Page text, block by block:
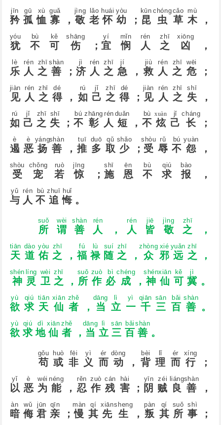
矜
jīn
孤
ɡū
恤
xù
寡
ɡuǎ
， 敬
jìnɡ
老
lǎo
怀
huái
幼
yòu
； 昆
kūn
虫
chónɡ
草
cǎo
木
mù
，
犹
yóu
不
bù
可
kě
伤
shānɡ
； 宜
yí
悯
mǐn
人
rén
之
zhī
凶
xiōnɡ
，
乐
lè
人
rén
之
zhī
善
shàn
； 济
jì
人
rén
之
zhī
急
jí
，救
jiù
人
rén
之
zhī
危
wēi
；
见
jiàn
人
rén
之
zhī
得
dé
， 如
rú
己
jǐ
之
zhī
得
dé
； 见
jiàn
人
rén
之
zhī
失
shī
，
如
rú
己
jǐ
之
zhī
失
shī
； 不
bú
彰
zhānɡ
人
rén
短
duǎn
， 不
bù
炫
xuàn
己
jǐ
长
chánɡ
；
遏
è
恶
è
扬
yánɡ
善
shàn
，推
tuī
多
duō
取
qǔ
少
shǎo
； 受
shòu
辱
rǔ
不
bú
怨
yuàn
，
受
shòu
宠
chǒnɡ
若
ruò
惊
jīnɡ
； 施
shī
恩
ēn
不
bù
求
qiú
报
bào
，
与
yǔ
人
rén
不
bù
追
zhuī
悔
huǐ
。
所
suǒ
谓
wèi
善
shàn
人
rén
， 人
rén
皆
jiē
敬
jìnɡ
之
zhī
，
天
tiān
道
dào
佑
yòu
之
zhī
，福
fú
禄
lù
随
suí
之
zhī
， 众
zhònɡ
邪
xié
远
yuǎn
之
zhī
，
神
shén
灵
línɡ
卫
wèi
之
zhī
， 所
suǒ
作
zuò
必
bì
成
chénɡ
，神
shén
仙
xiān
可
kě
冀
jì
。
欲
yù
求
qiú
天
tiān
仙
xiān
者
zhě
， 当
dānɡ
立
lì
一
yì
千
qiān
三
sān
百
bǎi
善
shàn
。
欲
yù
求
qiú
地
dì
仙
xiān
者
zhě
， 当
dānɡ
立
lì
三
sān
百
bǎi
善
shàn
。
苟
ɡǒu
或
huò
非
fēi
义
yì
而
ér
动
dònɡ
， 背
bèi
理
lǐ
而
ér
行
xínɡ
；
以
yǐ
恶
è
为
wéi
能
nénɡ
， 忍
rěn
作
zuò
残
cán
害
hài
； 阴
yīn
贼
zéi
良
liánɡ
善
shàn
，
暗
àn
侮
wǔ
君
jūn
亲
qīn
；慢
màn
其
qí
先
xiān
生
shenɡ
， 叛
pàn
其
qí
所
suǒ
事
shì
；